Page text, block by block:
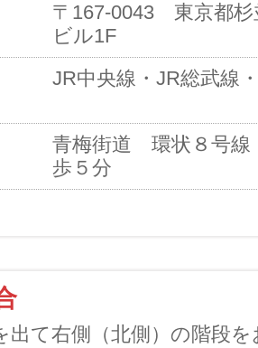
〒167-0043 東京都杉
ビル1F
JR中央線・JR総武線
青梅街道 環状８号
歩５分
出て右側（北側）の階段